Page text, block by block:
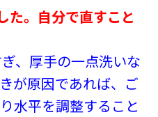
た。自分で直すこと
、厚手の一点洗いな
が原因であれば、ご
水平を調整すること